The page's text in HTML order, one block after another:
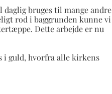
bruges til mange andre
rod i baggrunden kunne vi
Dette arbejde er nu
i guld, hvorfra alle kirkens